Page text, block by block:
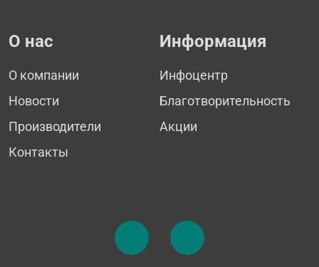
О нас
О компании
Новости
Производители
Контакты
Информация
Инфоцентр
Благотворительность
Акции